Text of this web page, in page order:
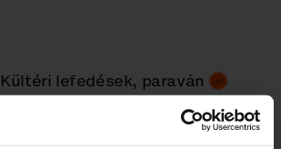
Kültéri lefedések, paraván